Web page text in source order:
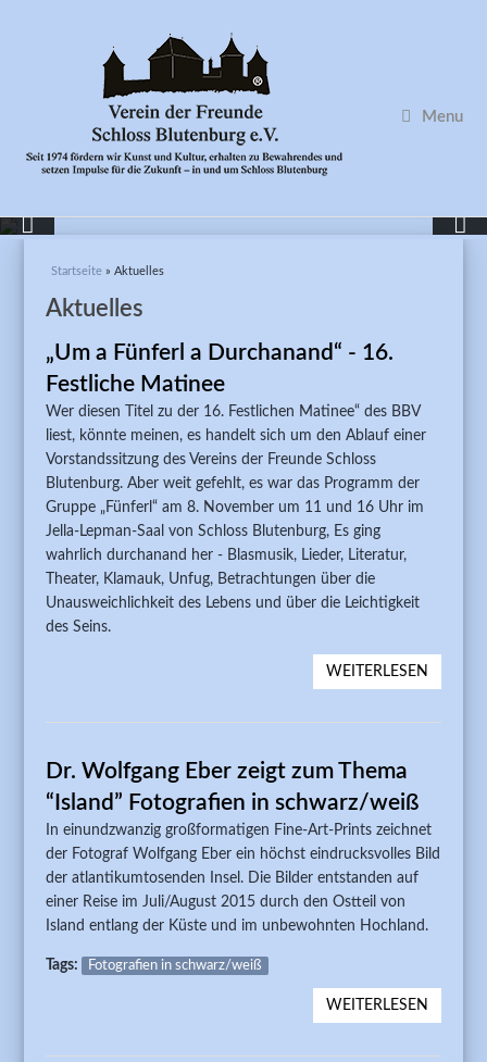
Menu
Sie sind hier
Startseite » Aktuelles
Aktuelles
„Um a Fünferl a Durchanand“ - 16.
Festliche Matinee
Wer diesen Titel zu der 16. Festlichen Matinee“ des BBV
liest, könnte meinen, es handelt sich um den Ablauf einer
Vorstandssitzung des Vereins der Freunde Schloss
Blutenburg. Aber weit gefehlt, es war das Programm der
Gruppe „Fünferl“ am 8. November um 11 und 16 Uhr im
Jella-Lepman-Saal von Schloss Blutenburg, Es ging
wahrlich durchanand her - Blasmusik, Lieder, Literatur,
Theater, Klamauk, Unfug, Betrachtungen über die
Unausweichlichkeit des Lebens und über die Leichtigkeit
des Seins.
WEITERLESEN
Dr. Wolfgang Eber zeigt zum Thema
“Island” Fotografien in schwarz/weiß
In einundzwanzig großformatigen Fine-Art-Prints zeichnet
der Fotograf Wolfgang Eber ein höchst eindrucksvolles Bild
der atlantikumtosenden Insel. Die Bilder entstanden auf
einer Reise im Juli/August 2015 durch den Ostteil von
Island entlang der Küste und im unbewohnten Hochland.
Tags: Fotografien in schwarz/weiß
WEITERLESEN
EBER